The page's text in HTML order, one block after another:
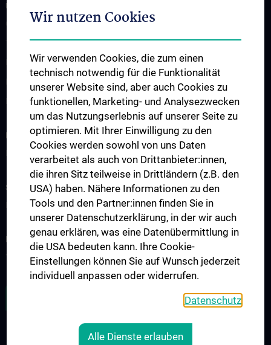
ÜBER UNS
CCIM stellt sich vor
Kontakt
INFORMATIONEN FÜR PATIENT:INNEN
STUDIUM, AUS- UND WEITERBILDUNG
PHD Infektionsmedizin
FORSCHUNG
Young CCIM
Wir nutzen Cookies
Wir verwenden Cookies, die zum einen
technisch notwendig für die Funktionalität
unserer Website sind, aber auch Cookies zu
funktionellen, Marketing- und Analysezwecken
um das Nutzungserlebnis auf unserer Seite zu
optimieren. Mit Ihrer Einwilligung zu den
Cookies werden sowohl von uns Daten
verarbeitet als auch von Drittanbieter:innen,
die ihren Sitz teilweise in Drittländern (z.B. den
USA) haben. Nähere Informationen zu den
Tools und den Partner:innen finden Sie in
unserer Datenschutzerklärung, in der wir auch
genau erklären, was eine Datenübermittlung in
die USA bedeuten kann. Ihre Cookie-
Einstellungen können Sie auf Wunsch jederzeit
individuell anpassen oder widerrufen.
Datenschutz
Alle Dienste erlauben